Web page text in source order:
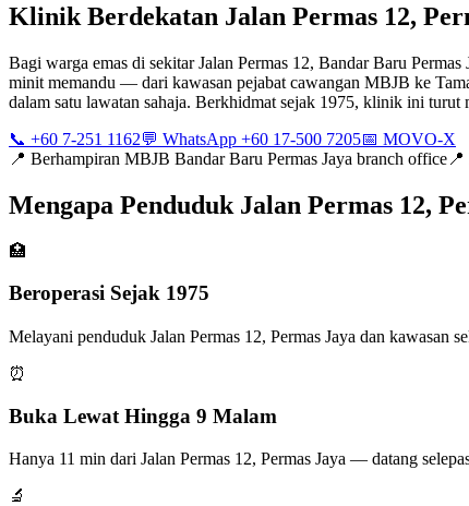
Klinik Berdekatan Jalan Permas 12,
Bagi warga emas di sekitar Jalan Permas 12, Bandar Baru
minit memandu — dari kawasan pejabat cawangan MBJB ke
dalam satu lawatan sahaja. Berkhidmat sejak 1975, klinik ini
📞 +60 7-251 1162💬 WhatsApp +60 17-500 7205📅 MOVO-X
📍 Berhampiran MBJB Bandar Baru Permas Jaya branch office 📍
Mengapa Penduduk Jalan Permas 12,
🏥
Beroperasi Sejak 1975
Melayani penduduk Jalan Permas 12, Permas Jaya dan kawasan
⏰
Buka Lewat Hingga 9 Malam
Hanya 11 min dari Jalan Permas 12, Permas Jaya — datang
🔬